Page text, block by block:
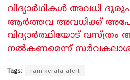
വിദ്യാർഥികൾ അവധി
ആർത്തവ അവധിക്ക്
വിദ്യാർത്ഥിയോട് വസ്ത്രം
നൽകണമെന്ന്
Tags: rain kerala alert